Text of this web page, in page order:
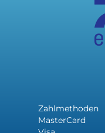
Zahlmethoden
MasterCard